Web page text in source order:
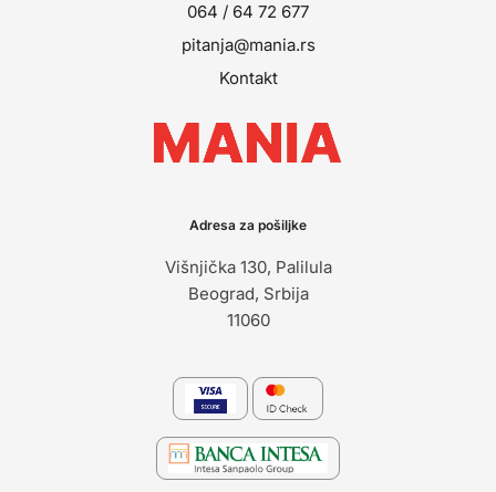
064 / 64 72 677
pitanja@mania.rs
Kontakt
Adresa za pošiljke
Višnjička 130, Palilula
Beograd, Srbija
11060